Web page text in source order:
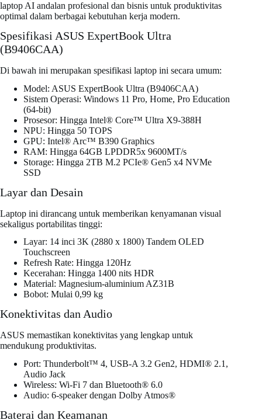
laptop AI andalan profesional dan bisnis untuk produktivitas
optimal dalam berbagai kebutuhan kerja modern.
Spesifikasi ASUS ExpertBook Ultra
(B9406CAA)
Di bawah ini merupakan spesifikasi laptop ini secara umum:
Model: ASUS ExpertBook Ultra (B9406CAA)
Sistem Operasi: Windows 11 Pro, Home, Pro Education
(64-bit)
Prosesor: Hingga Intel® Core™ Ultra X9-388H
NPU: Hingga 50 TOPS
GPU: Intel® Arc™ B390 Graphics
RAM: Hingga 64GB LPDDR5x 9600MT/s
Storage: Hingga 2TB M.2 PCIe® Gen5 x4 NVMe
SSD
Layar dan Desain
Laptop ini dirancang untuk memberikan kenyamanan visual
sekaligus portabilitas tinggi:
Layar: 14 inci 3K (2880 x 1800) Tandem OLED
Touchscreen
Refresh Rate: Hingga 120Hz
Kecerahan: Hingga 1400 nits HDR
Material: Magnesium-aluminium AZ31B
Bobot: Mulai 0,99 kg
Konektivitas dan Audio
ASUS memastikan konektivitas yang lengkap untuk
mendukung produktivitas.
Port: Thunderbolt™ 4, USB-A 3.2 Gen2, HDMI® 2.1,
Audio Jack
Wireless: Wi-Fi 7 dan Bluetooth® 6.0
Audio: 6-speaker dengan Dolby Atmos®
Baterai dan Keamanan